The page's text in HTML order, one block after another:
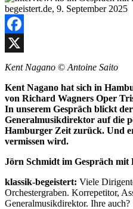
Facebook
X
Kent Nagano © Antoine Saito
Kent Nagano hat sich in
von Richard Wagners Oper
In unserem Gespräch blickt
Generalmusikdirektor auf die
Hamburger Zeit zurück. Und
vermissen wird.
Jörn Schmidt im Gespräch mit
klassik-begeistert: Viele
Orchestergraben. Korrepetitor,
Generalmusikdirektor. Ihre auch?